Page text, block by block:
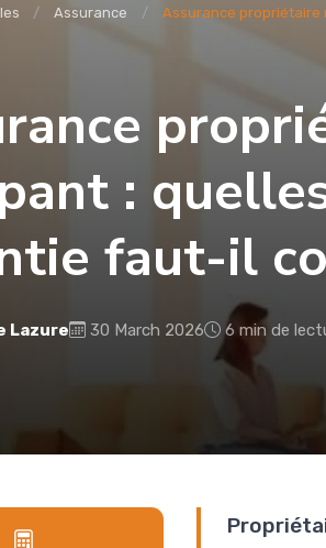
Assurance Assurance propriétaire
:
faut-il
Lazure 30 March 2026 6 min de